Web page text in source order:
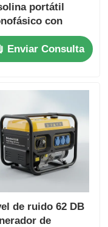
portátil
con
DC12V5A, ideal
lugares de
al aire libre y
emergencia
Enviar Consulta
de ruido 62 DB
de